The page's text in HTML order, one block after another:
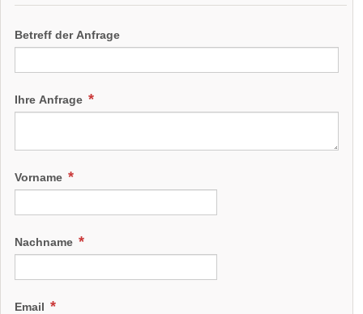
Betreff der Anfrage
Ihre Anfrage
Vorname
Nachname
Email